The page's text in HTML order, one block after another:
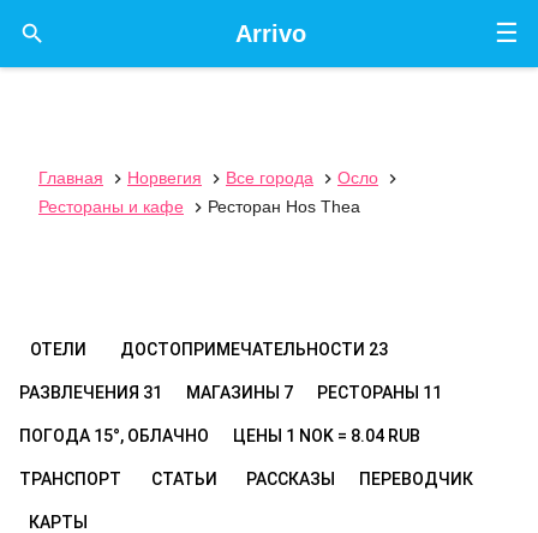
☰
Arrivo

Главная  Норвегия  Все города  Осло

Рестораны и кафе
 Ресторан Hos Thea
ОТЕЛИ ДОСТОПРИМЕЧАТЕЛЬНОСТИ 23
РАЗВЛЕЧЕНИЯ 31 МАГАЗИНЫ 7 РЕСТОРАНЫ 11
ПОГОДА 15°, ОБЛАЧНО ЦЕНЫ 1 NOK = 8.04 RUB
ТРАНСПОРТ СТАТЬИ РАССКАЗЫ ПЕРЕВОДЧИК
КАРТЫ